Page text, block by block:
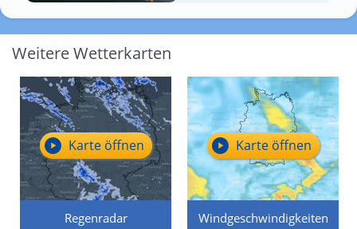
Weitere Wetterkarten
Regenradar
Karte öffnen
Windgeschwindigkeiten
Karte öffnen